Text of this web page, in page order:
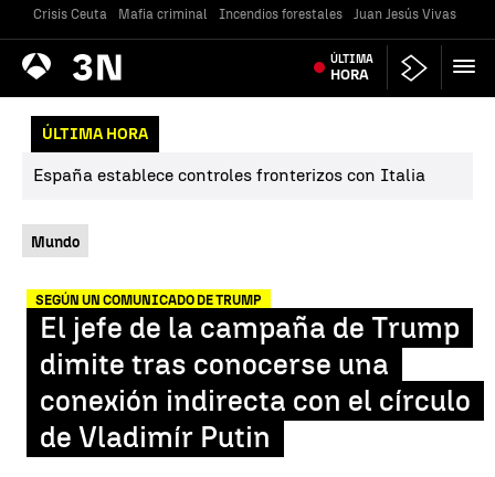
Crisis Ceuta Mafia criminal Incendios forestales Juan Jesús Vivas
Antena
3 Noticias ÚLTIMA
HORA
ÚLTIMA HORA
España establece controles fronterizos con Italia
Mundo
SEGÚN UN COMUNICADO DE TRUMP
El jefe de la campaña de Trump
dimite tras conocerse una
conexión indirecta con el círculo
de Vladimír Putin